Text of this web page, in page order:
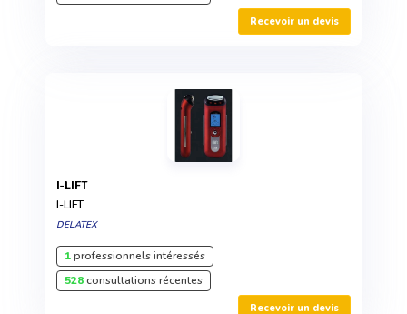
Recevoir un devis
I-LIFT
I-LIFT
DELATEX
1professionnels intéressés
528consultations récentes
Recevoir un devis